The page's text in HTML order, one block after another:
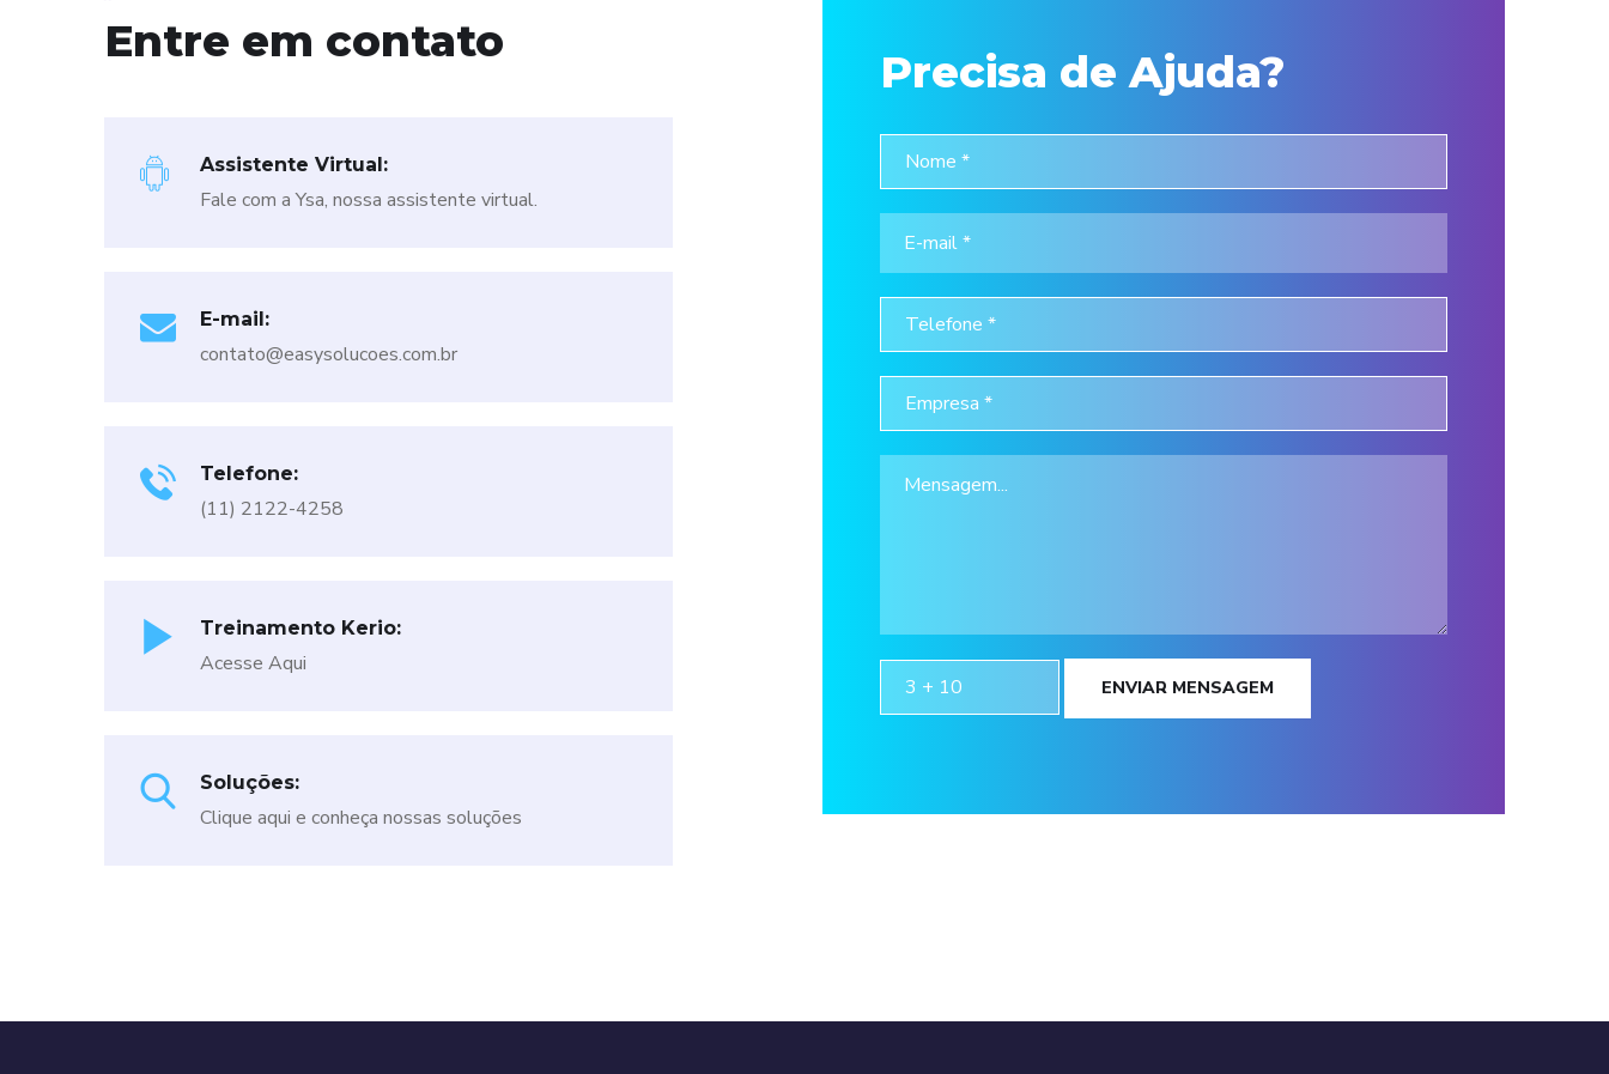
Entre em contato
Assistente Virtual:
Fale com a Ysa, nossa assistente virtual.
E-mail:
contato@easysolucoes.com.br
Telefone:
(11) 2122-4258
Treinamento Kerio:
Acesse Aqui
Soluções:
Clique aqui e conheça nossas soluções
Precisa de Ajuda?
ENVIAR MENSAGEM